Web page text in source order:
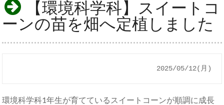
【環境科学科】スイートコ
ーンの苗を畑へ定植しました
2025/05/12(月)
環境科学科1年生が育てているスイートコーンが順調に成長